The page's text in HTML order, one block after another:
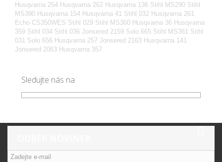
Husqvarna 254 Husqvarna 262 Husqvarna 136 Stihl MS290 Stihl
MS390 Husqvarna 154 Husqvarna 41 Stihl 032 Husqvarna 261
Echo CS350WES Stihl 029 Stihl MS360 Husqvarna 36 Husqvarna
359 Stihl 034 Stihl 036 Jonsered 2159 Solo 665 Stihl MS361 Stihl
031 Solo 656 Husqvarna 257 Jonsered 2163 Husqvarna 141
Jonsered 2063 Husqvarna 357
Sledujte nás na